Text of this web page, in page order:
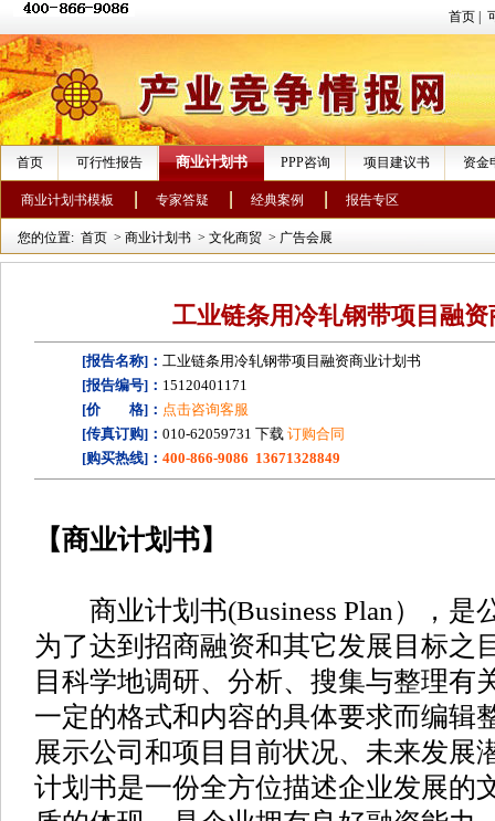
首页
首页 可行性报告 商业计划书 PPP咨询 项目建议书 资金
商业计划书模板 专家答疑 经典案例 报告专区
您的位置: 首页 > 商业计划书 > 文化商贸 > 广告会展
工业链条用冷轧钢带项目融
[报告名称]： 工业链条用冷轧钢带项目融资商业计划书
[报告编号]： 15120401171
[价 格]： 点击咨询客服
[传真订购]： 010-62059731 下载 订购合同
[购买热线]： 400-866-9086 13671328849
【商业计划书】
商业计划书(Business Plan），是
为了达到招商融资和其它发展目标之
目科学地调研、分析、搜集与整理有
一定的格式和内容的具体要求而编辑
展示公司和项目目前状况、未来发展
计划书是一份全方位描述企业发展的